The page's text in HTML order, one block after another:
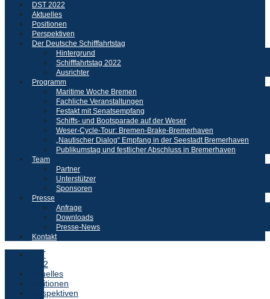
DST 2022
Aktuelles
Positionen
Perspektiven
Der Deutsche Schifffahrtstag
Hintergrund
Schifffahrtstag 2022
Ausrichter
Programm
Maritime Woche Bremen
Fachliche Veranstaltungen
Festakt mit Senatsempfang
Schiffs- und Bootsparade auf der Weser
Weser-Cycle-Tour: Bremen-Brake-Bremerhaven
„Nautischer Dialog“ Empfang in der Seestadt Bremerhaven
Publikumstag und festlicher Abschluss in Bremerhaven
Team
Partner
Unterstützer
Sponsoren
Presse
Anfrage
Downloads
Presse-News
Kontakt
DST
2022
Aktuelles
Positionen
Perspektiven